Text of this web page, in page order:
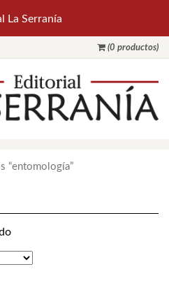
(0 productos)
“entomología”
La Serranía